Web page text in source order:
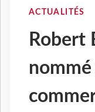
ACTUALITÉS
Robert